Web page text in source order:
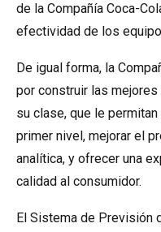
de la Compañía Coca-
efectividad de los
De igual forma, la
por construir las
su clase, que le
primer nivel, mejorar el
analítica, y ofrecer una
calidad al consumidor.
El Sistema de Previsión